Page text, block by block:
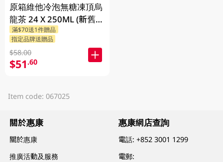
原箱維他冷泡無糖凍頂烏
龍茶 24 X 250ML (新舊包
裝隨機發貨)
滿$70送1件贈品
指定品牌送贈品
$58.00
$51.60
Item code: 067025
關於惠康
關於惠康
推廣活動及服務
惠康網店查詢
電話:+852 3001 1299
電郵: